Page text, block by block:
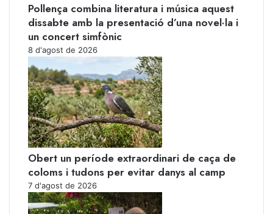
Pollença combina literatura i música aquest
dissabte amb la presentació d’una novel·la i
un concert simfònic
8 d'agost de 2026
Obert un període extraordinari de caça de
coloms i tudons per evitar danys al camp
7 d'agost de 2026